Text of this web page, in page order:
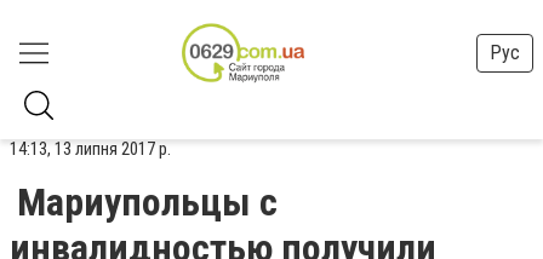
Рус
14:13, 13 липня 2017 р.
Мариупольцы с
инвалидностью получили